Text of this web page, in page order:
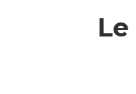
Le